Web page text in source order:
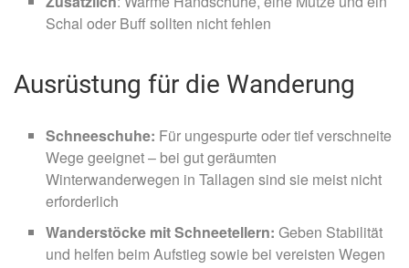
Schal oder Buff sollten nicht fehlen
Ausrüstung für die Wanderung
Schneeschuhe: Für ungespurte oder tief verschneite
Wege geeignet – bei gut geräumten
Winterwanderwegen in Tallagen sind sie meist nicht
erforderlich
Wanderstöcke mit Schneetellern: Geben Stabilität
und helfen beim Aufstieg sowie bei vereisten Wegen